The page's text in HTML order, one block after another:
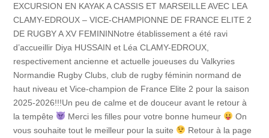
EXCURSION EN KAYAK A CASSIS ET MARSEILLE AVEC LEA
CLAMY-EDROUX – VICE-CHAMPIONNE DE FRANCE ELITE 2
DE RUGBY A XV FEMININNotre établissement a été ravi
d’accueillir Diya HUSSAIN et Léa CLAMY-EDROUX,
respectivement ancienne et actuelle joueuses du Valkyries
Normandie Rugby Clubs, club de rugby féminin normand de
haut niveau et Vice-champion de France Elite 2 pour la saison
2025-2026!!!Un peu de calme et de douceur avant le retour à
la tempête
Merci les filles pour votre bonne humeur
On
vous souhaite tout le meilleur pour la suite
Retour à la page